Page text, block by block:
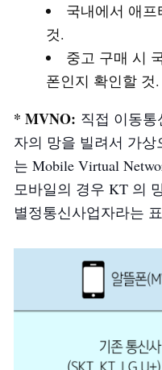
국내에서 애
것.
중고 구매 시
폰인지 확인할 것.
* MVNO: 직접 이동
자의 망을 빌려서 가
는 Mobile Virtual
모바일의 경우 KT 의
별정통신사업자라는